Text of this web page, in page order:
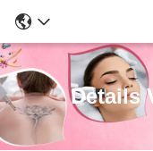
Details